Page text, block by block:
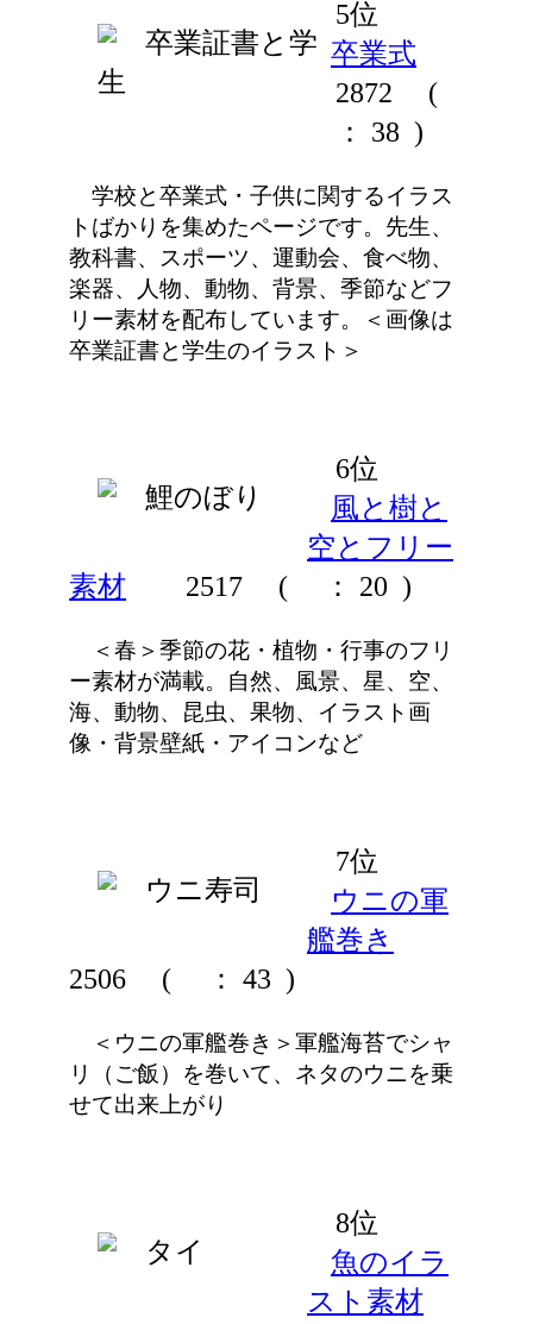
5位
卒業式
2872
(
： 38 )
学校と卒業式・子供に関するイラス
トばかりを集めたページです。先生、
教科書、スポーツ、運動会、食べ物、
楽器、人物、動物、背景、季節などフ
リー素材を配布しています。＜画像は
卒業証書と学生のイラスト＞
6位
風と樹と
空とフリー
素材
2517 ( ： 20 )
＜春＞季節の花・植物・行事のフリ
ー素材が満載。自然、風景、星、空、
海、動物、昆虫、果物、イラスト画
像・背景壁紙・アイコンなど
7位
ウニの軍
艦巻き
2506
( ： 43 )
＜ウニの軍艦巻き＞軍艦海苔でシャ
リ（ご飯）を巻いて、ネタのウニを乗
せて出来上がり
8位
魚のイラ
スト素材